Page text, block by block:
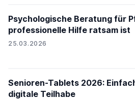
Psychologische Beratung für
professionelle Hilfe ratsam ist
25.03.2026
Senioren-Tablets 2026:
digitale Teilhabe